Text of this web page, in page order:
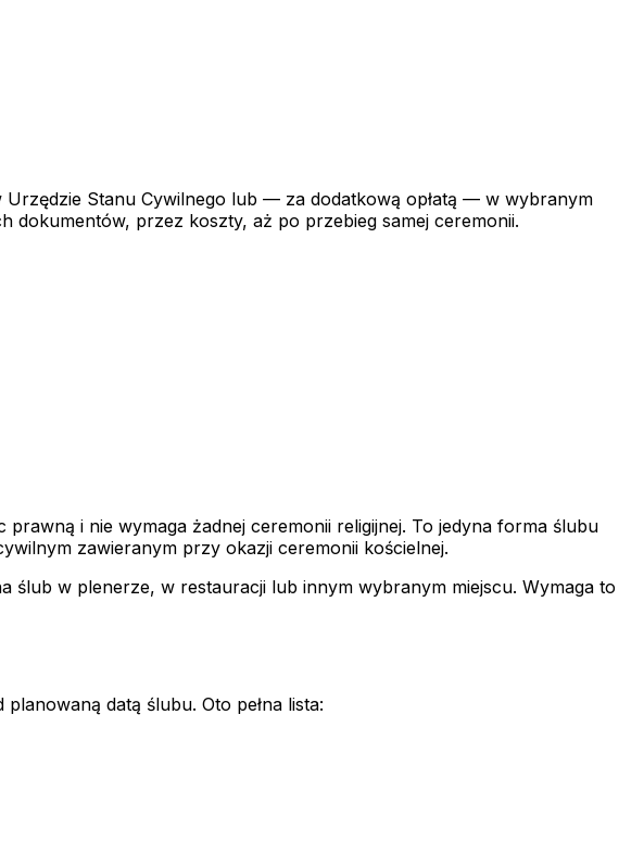
Urzędzie Stanu Cywilnego lub — za dodatkową opłatą — w wybranym
dokumentów, przez koszty, aż po przebieg samej ceremonii.
i nie wymaga żadnej ceremonii religijnej. To jedyna forma ślubu
zawieranym przy okazji ceremonii kościelnej.
ślub w plenerze, w restauracji lub innym wybranym miejscu. Wymaga to
datą ślubu. Oto pełna lista: